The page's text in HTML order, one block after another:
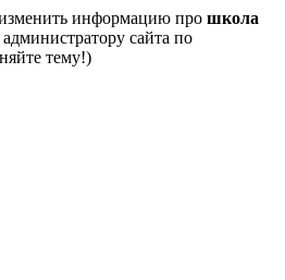
информацию про школа
сайта по
тему!)